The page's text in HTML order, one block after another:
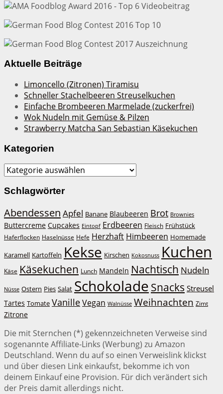
Aktuelle Beiträge
Limoncello (Zitronen) Tiramisu
Schneller Stachelbeeren Streuselkuchen
Einfache Brombeeren Marmelade (zuckerfrei)
Wok Nudeln mit Gemüse & Pilzen
Strawberry Matcha San Sebastian Käsekuchen
Kategorien
Kategorien
Schlagwörter
Abendessen Apfel Banane Blaubeeren Brot Brownies
Buttercreme Cupcakes Eintopf Erdbeeren Fleisch Frühstück
Haferflocken Haselnüsse Hefe Herzhaft Himbeeren Homemade
Karamell Kartoffeln Kekse Kirschen Kokosnuss Kuchen
Käse Käsekuchen Lunch Mandeln Nachtisch Nudeln
Nüsse Ostern Pies Salat Schokolade Snacks Streusel
Tartes Tomate VanilleVegan Walnüsse Weihnachten Zimt
Zitrone
Die mit Sternchen (*) gekennzeichneten Verweise sind
sogenannte Affiliate-Links (Werbung) zu Amazon
Deutschland. Wenn du auf so einen Verweislink klickst
und über diesen Link einkaufst, bekomme ich von
deinem Einkauf eine Provision. Für dich verändert sich
der Preis damit allerdings nicht.